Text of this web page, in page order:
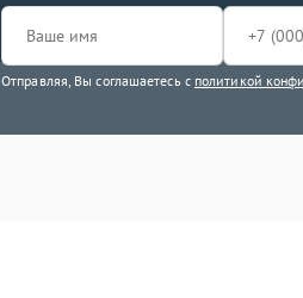
Отправляя, Вы соглашаетесь с политикой